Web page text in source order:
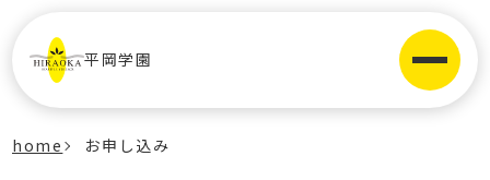
平岡学園
home お申し込み